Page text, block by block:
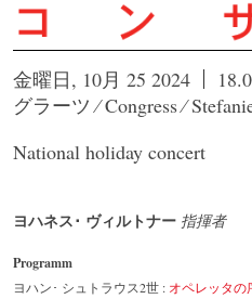
金曜日, 10月 25 2024
グラーツ ⁄ Congress ⁄
National holiday concert
ヨハネス･ ヴィルトナー 指揮者
Programm
ヨハン･ シュトラウス2世 : オペレッタの